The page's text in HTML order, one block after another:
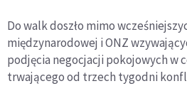
Do walk doszło mimo
międzynarodowej i ONZ
podjęcia negocjacji pokojowych w
trwającego od trzech tygodni